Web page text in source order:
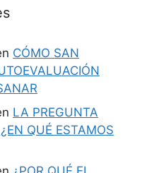
CÓMO SAN
LA PREGUNTA
QUÉ ESTAMOS